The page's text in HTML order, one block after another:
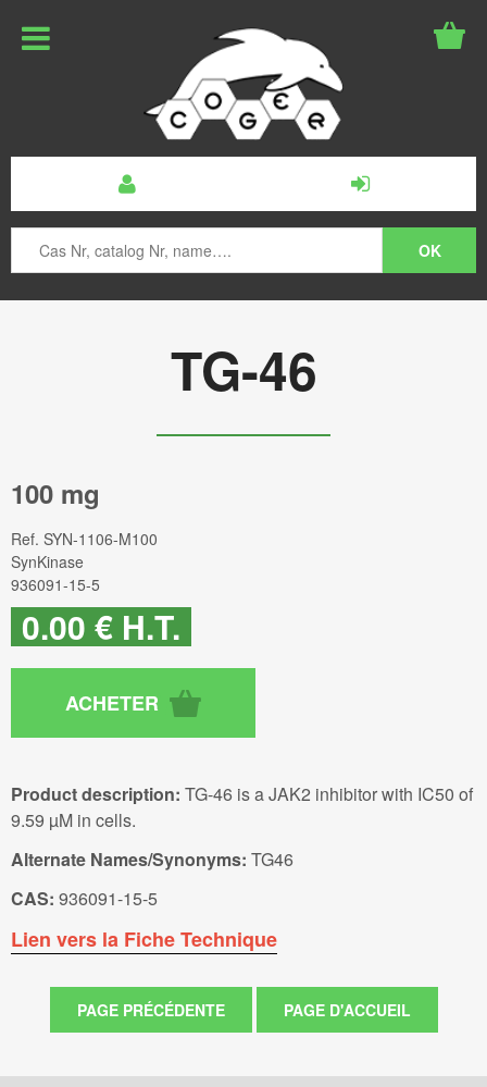
TG-46
100 mg
Ref. SYN-1106-M100
SynKinase
936091-15-5
0.00 € H.T.
Product description: TG-46 is a JAK2 inhibitor with IC50 of
9.59 µM in cells.
Alternate Names/Synonyms: TG46
CAS: 936091-15-5
Lien vers la Fiche Technique